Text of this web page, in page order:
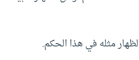
مثله في هذا الحكم.